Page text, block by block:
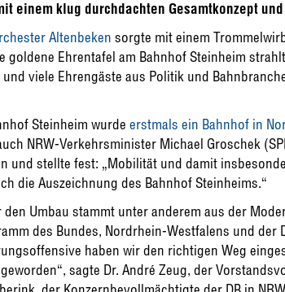
einem klug durchdachten Gesamtkonzept
Altenbeken sorgte mit einem
goldene Ehrentafel am Bahnhof Steinheim
viele Ehrengäste aus Politik und
Steinheim wurde erstmals ein Bahnhof in
NRW-Verkehrsminister Michael Groschek
und stellte fest: „Mobilität und damit
die Auszeichnung des Bahnhof Steinheims.“
den Umbau stammt unter anderem aus der
des Bundes, Nordrhein-Westfalens und der
haben wir den richtigen Weg
sagte Dr. André Zeug, der